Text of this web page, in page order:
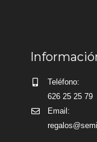
Teléfono:
626 25 25 79
Email: